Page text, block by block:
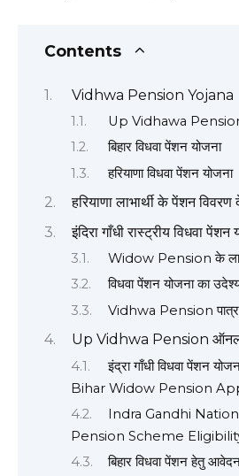
Contents
Vidhwa Pension Yojana
Up Vidhawa
बिहार विधवा पेंशन योजना
हरियाणा विधवा पेंशन योजना
हरियाणा लाभार्थी के पेंशन
इंदिरा गाँधी रास्ट्रीय विधवा पेंशन
Widow Pension के
विधवा पेंशन योजना का
Vidhwa Pension
Up Vidhwa Pension
इंद्रा गाँधी विधवा पेंशन
Bihar Widow Pension
Indra Gandhi
Pension Scheme
बिहार विधवा पेंशन हेतु